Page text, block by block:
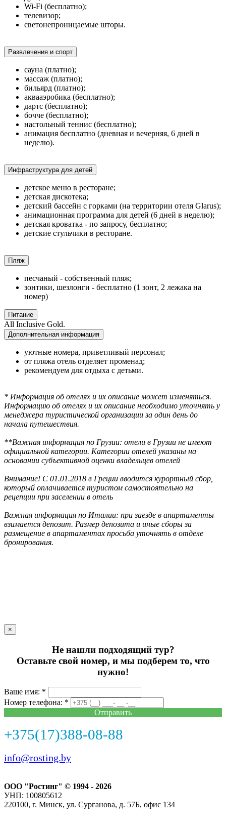
Wi-Fi (бесплатно);
телевизор;
светонепроницаемые шторы.
Развлечения и спорт
сауна (платно);
массаж (платно);
бильярд (платно);
аквааэробика (бесплатно);
дартс (бесплатно);
бочче (бесплатно);
настольный теннис (бесплатно);
анимация бесплатно (дневная и вечерняя, 6 дней в
неделю).
Инфраструктура для детей
детское меню в ресторане;
детская дискотека;
детский бассейн с горками (на территории отеля Glarus);
анимационная программа для детей (6 дней в неделю);
детская кроватка - по запросу, бесплатно;
детские стульчики в ресторане.
Пляж
песчаный - собственный пляж;
зонтики, шезлонги - бесплатно (1 зонт, 2 лежака на
номер)
Питание
All Inclusive Gold.
Дополнительная информация
уютные номера, приветливый персонал;
от пляжа отель отделяет променад;
рекомендуем для отдыха с детьми.
* Информация об отелях и их описание может изменяться.
Информацию об отелях и их описание необходимо уточнять у
менеджера туристической организации за один день до
начала путешествия.
**Важная информация по Грузии: отели в Грузии не имеют
официальной категории. Категории отелей указаны на
основании субъективной оценки владельцев отелей
Внимание! С 01.01.2018 в Греции вводится курортный сбор,
который оплачивается туристом самостоятельно на
рецепции при заселении в отель
Важная информация по Италии: при заезде в апартаменты
взимается депозит. Размер депозита и иные сборы за
размещение в апартаментах просьба уточнять в отделе
бронирования.
×
Не нашли подходящий тур?
Оставьте свой номер, и мы подберем то, что
нужно!
Ваше имя: *
Номер телефона: *
Отправить
+375(17)388-08-88
info@rosting.by
ООО "Ростинг" © 1994 - 2026
УНП: 100805612
220100, г. Минск, ул. Сурганова, д. 57Б, офис 134